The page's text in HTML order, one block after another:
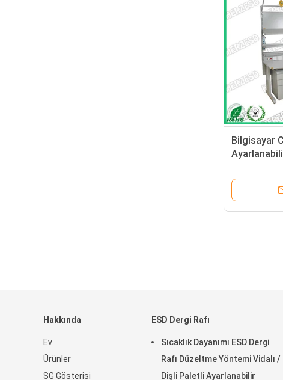
Bilgisayar
Hakkında
Ev
Ürünler
SG Gösterisi
ESD Dergi Rafı
Sıcaklık Dayanımı ESD Dergi
Rafı Düzeltme Yöntemi Vidalı /
Dişli Paletli Ayarlanabilir